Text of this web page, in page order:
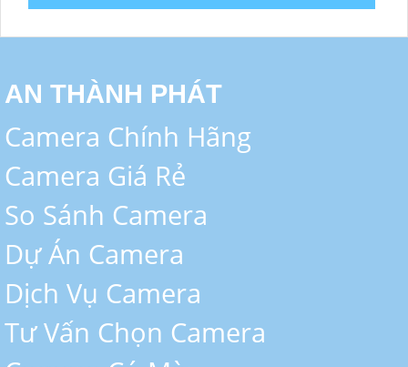
AN THÀNH PHÁT
Camera Chính Hãng
Camera Giá Rẻ
So Sánh Camera
Dự Án Camera
Dịch Vụ Camera
Tư Vấn Chọn Camera